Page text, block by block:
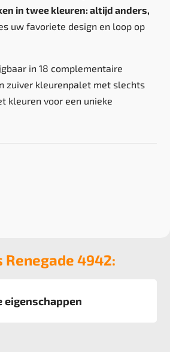
in twee kleuren: altijd anders,
uw favoriete design en loop op
in 18 complementaire
zuiver kleurenpalet met slechts
kleuren voor een unieke
4942:
eigenschappen